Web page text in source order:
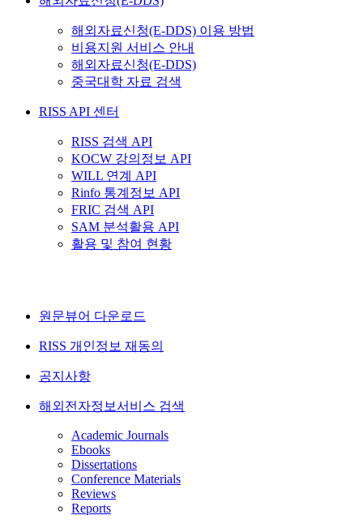
해외자료신청(E-DDS) 이용 방법
비용지원 서비스 안내
해외자료신청(E-DDS)
중국대학 자료 검색
RISS API 센터
RISS 검색 API
KOCW 강의정보 API
WILL 연계 API
Rinfo 통계정보 API
FRIC 검색 API
SAM 분석활용 API
활용 및 참여 현황
원문뷰어 다운로드
RISS 개인정보 재동의
공지사항
해외전자정보서비스 검색
Academic Journals
Ebooks
Dissertations
Conference Materials
Reviews
Reports